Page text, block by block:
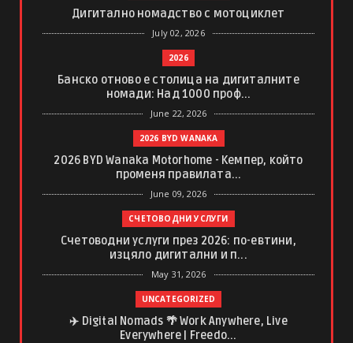
Дигитално номадство с мотоциклет
July 02, 2026
2026
Банско отново е столица на дигиталните
номади: Над 1000 проф...
June 22, 2026
2026 BYD WANAKA
2026 BYD Wanaka Motorhome - Кемпер, който
променя правилата...
June 09, 2026
СЧЕТОВОДНИ УСЛУГИ
Счетоводни услуги през 2026: по-евтини,
изцяло дигитални и п...
May 31, 2026
UNCATEGORIZED
✈️ Digital Nomads 🌴 Work Anywhere, Live
Everywhere | Freedo...